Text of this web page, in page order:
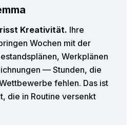
Kreativität. Ihre
Wochen mit der
Werkplänen
— Stunden, die
fehlen. Das ist
die in Routine versenkt